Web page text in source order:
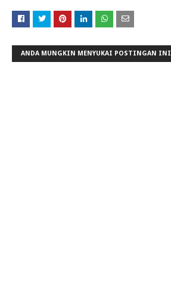
ANDA MUNGKIN MENYUKAI POSTINGAN INI